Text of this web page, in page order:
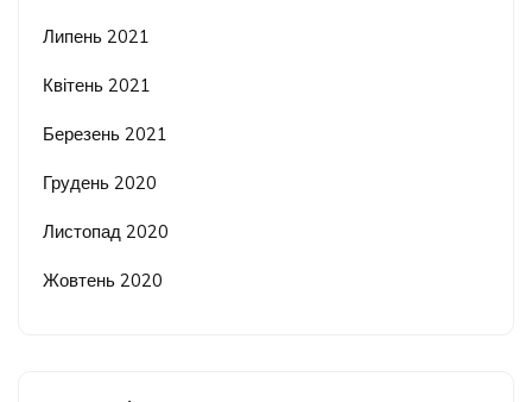
Липень 2021
Квітень 2021
Березень 2021
Грудень 2020
Листопад 2020
Жовтень 2020